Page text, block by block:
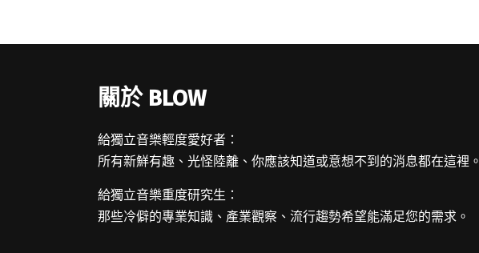
上午餐約會分享一日地球生活圈"
關於 BLOW
給獨立音樂輕度愛好者：
所有新鮮有趣、光怪陸離、你應該知道或意想不到的消息都在這裡。
給獨立音樂重度研究生：
那些冷僻的專業知識、產業觀察、流行趨勢希望能滿足您的需求。